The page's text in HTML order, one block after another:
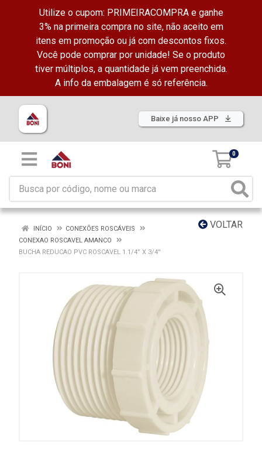
Utilize o cupom: PRIMEIRACOMPRA e ganhe
3% na primeira compra no site, não aceito em
itens em promoção ou já com descontos fixos.
Você pode comprar por unidade! Se o produto
tiver múltiplos, a quantidade já vem preenchida.
A info da embalagem é só referência.
Baixe já nosso APP
0
VOLTAR
INÍCIO
CONEXÕES ROSCÁVEIS
CONEXAO ROSCAVEL AMANCO
BUCHA REDUCAO PVC ROSCAVEL 1.1/4” X 3/4''